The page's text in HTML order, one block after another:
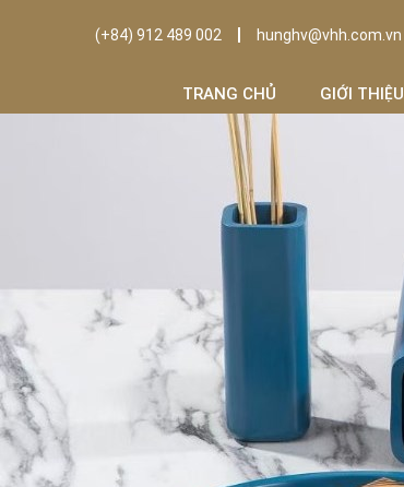
(+84) 912 489 002 hunghv@vhh.com.vn
TRANG CHỦ GIỚI THIỆU